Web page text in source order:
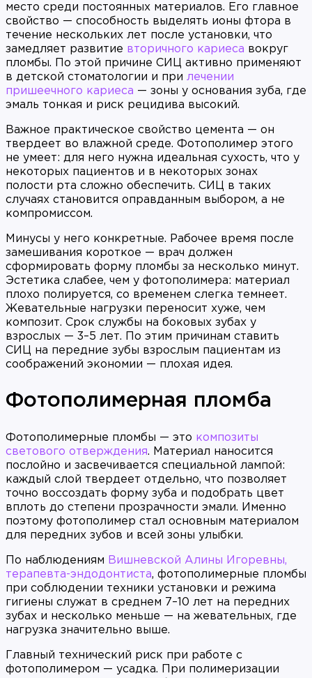
место среди постоянных материалов. Его главное
свойство — способность выделять ионы фтора в
течение нескольких лет после установки, что
замедляет развитие вторичного кариеса вокруг
пломбы. По этой причине СИЦ активно применяют
в детской стоматологии и при лечении
пришеечного кариеса — зоны у основания зуба, где
эмаль тонкая и риск рецидива высокий.
Важное практическое свойство цемента — он
твердеет во влажной среде. Фотополимер этого
не умеет: для него нужна идеальная сухость, что у
некоторых пациентов и в некоторых зонах
полости рта сложно обеспечить. СИЦ в таких
случаях становится оправданным выбором, а не
компромиссом.
Минусы у него конкретные. Рабочее время после
замешивания короткое — врач должен
сформировать форму пломбы за несколько минут.
Эстетика слабее, чем у фотополимера: материал
плохо полируется, со временем слегка темнеет.
Жевательные нагрузки переносит хуже, чем
композит. Срок службы на боковых зубах у
взрослых — 3–5 лет. По этим причинам ставить
СИЦ на передние зубы взрослым пациентам из
соображений экономии — плохая идея.
Фотополимерная пломба
Фотополимерные пломбы — это композиты
светового отверждения. Материал наносится
послойно и засвечивается специальной лампой:
каждый слой твердеет отдельно, что позволяет
точно воссоздать форму зуба и подобрать цвет
вплоть до степени прозрачности эмали. Именно
поэтому фотополимер стал основным материалом
для передних зубов и всей зоны улыбки.
По наблюдениям Вишневской Алины Игоревны,
терапевта-эндодонтиста, фотополимерные пломбы
при соблюдении техники установки и режима
гигиены служат в среднем 7–10 лет на передних
зубах и несколько меньше — на жевательных, где
нагрузка значительно выше.
Главный технический риск при работе с
фотополимером — усадка. При полимеризации